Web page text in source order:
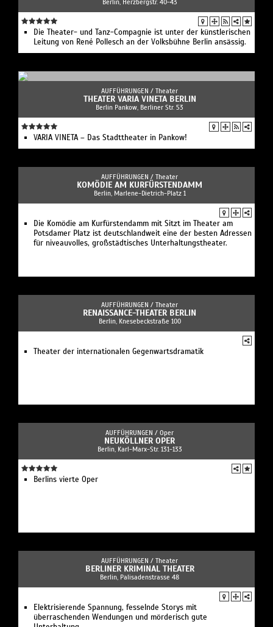
Berlin, Herzbergstr. 40-43
Die Theater- und Tanz-Compagnie ist unter der künstlerischen
Leitung von René Pollesch an der Volksbühne Berlin ansässig.
AUFFÜHRUNGEN / Theater
THEATER VARIA VINETA BERLIN
Berlin Pankow, Berliner Str. 53
VARIA VINETA – Das Stadttheater in Pankow!
AUFFÜHRUNGEN / Theater
KOMÖDIE AM KURFÜRSTENDAMM
Berlin, Marlene-Dietrich-Platz 1
Die Komödie am Kurfürstendamm mit Sitzt im Theater am
Potsdamer Platz ist deutschlandweit eine der besten Adressen
für niveauvolles, großstädtisches Unterhaltungstheater.
AUFFÜHRUNGEN / Theater
RENAISSANCE-THEATER BERLIN
Berlin, Knesebeckstraße 100
Theater der internationalen Gegenwartsdramatik
AUFFÜHRUNGEN / Oper
NEUKÖLLNER OPER
Berlin, Karl-Marx-Str. 131-133
Berlins vierte Oper
AUFFÜHRUNGEN / Theater
BERLINER KRIMINAL THEATER
Berlin, Palisadenstrasse 48
Elektrisierende Spannung, fesselnde Storys mit
überraschenden Wendungen und mörderisch gute